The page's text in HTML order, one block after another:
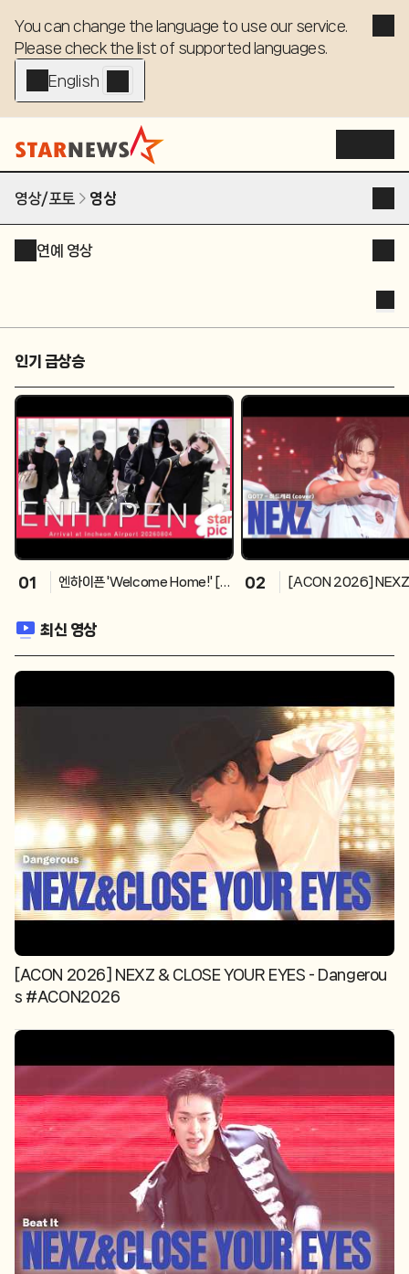
You can change the language to use our service.
Please check the list of supported languages.
English - EN
영상/포토 영상
연예 영상
인기 급상승
01
엔하이픈 'Welcome Home!' [S
02
[ACON 2026]
최신 영상
[ACON 2026] NEXZ & CLOSE YOUR EYES - Dangerou
s #ACON2026